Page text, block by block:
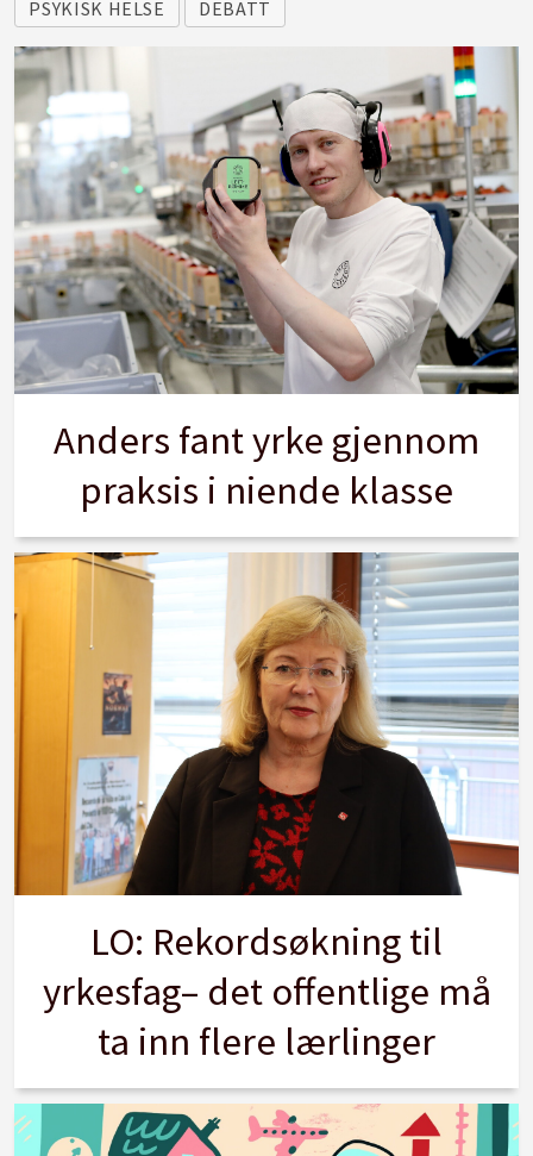
PSYKISK HELSE DEBATT
Anders fant yrke gjennom
praksis i niende klasse
LO: Rekordsøkning til
yrkesfag– det offentlige må
ta inn flere lærlinger